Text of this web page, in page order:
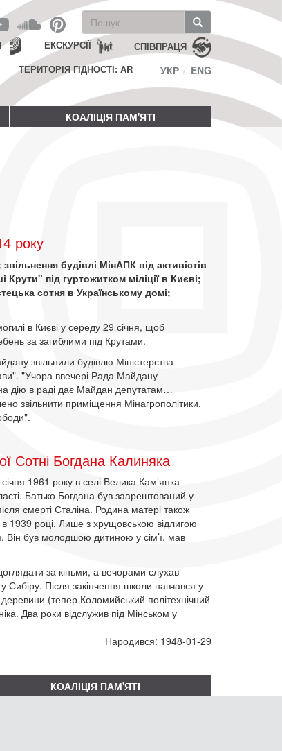
Пошукова
форма
Пошук СПІВПРАЦЯ
ЕКСКУРСІЇ
ТЕРИТОРІЯ ГІДНОСТІ: AR
УКР ENG
КОАЛІЦІЯ ПАМ'ЯТІ
року
будівлі МінАПК від активістів
під гуртожитком міліції в Києві;
сотня в Українському домі;
в Києві у середу 29 січня, щоб
за загиблими під Крутами.
звільнили будівлю Міністерства
"Учора ввечері Рада Майдану
дію в раді дає Майдан депутатам…
звільнити приміщення Мінагрополітики.
Сотні Богдана Калиняка
1961 року в селі Велика Кам’янка
Батько Богдана був заарештований у
смерті Сталіна. Родина матері також
1939 році. Лише з хрущовською відлигою
Він був молодшою дитиною у сім’ї, мав
за кіньми, а вечорами слухав
Сибіру. Після закінчення школи навчався у
(тепер Коломийський політехнічний
Два роки відслужив під Мінськом у
Народився: 1948-01-29
КОАЛІЦІЯ ПАМ'ЯТІ